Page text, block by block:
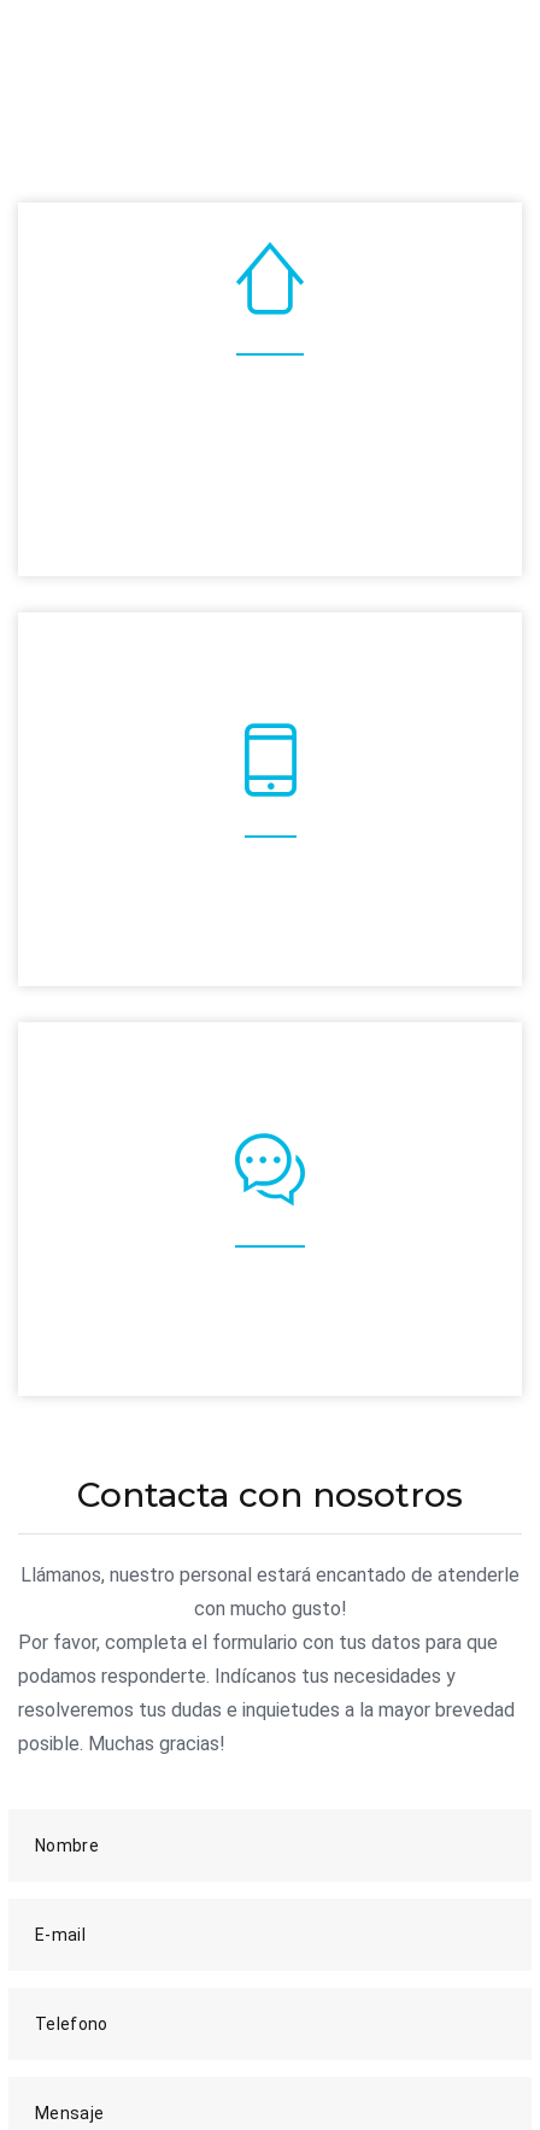
Contacta con nosotros
Llámanos, nuestro personal estará encantado de atenderle
con mucho gusto!
Por favor, completa el formulario con tus datos para que
podamos responderte. Indícanos tus necesidades y
resolveremos tus dudas e inquietudes a la mayor brevedad
posible. Muchas gracias!
Nombre
E-mail
Telefono
Mensaje